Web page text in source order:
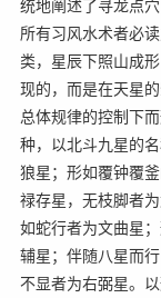
统地阐述了寻龙点
所有习风水术者必
类，星辰下照山成
现的，而是在天星
总体规律的控制下
种，以北斗九星的
狼星；形如覆钟覆
禄存星，无枝脚者
如蛇行者为文曲星
辅星；伴随八星而
不显者为右弼星。